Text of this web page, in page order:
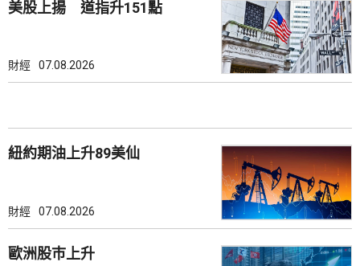
美股上揚 道指升151點
財經 07.08.2026
紐約期油上升89美仙
財經 07.08.2026
歐洲股巿上升